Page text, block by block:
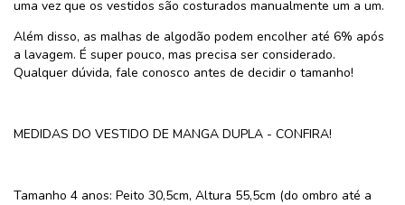
uma vez que os vestidos são costurados manualmente um a um.
Além disso, as malhas de algodão podem encolher até 6% após
a lavagem. É super pouco, mas precisa ser considerado.
Qualquer dúvida, fale conosco antes de decidir o tamanho!
MEDIDAS DO VESTIDO DE MANGA DUPLA - CONFIRA!
Tamanho 4 anos: Peito 30,5cm, Altura 55,5cm (do ombro até a